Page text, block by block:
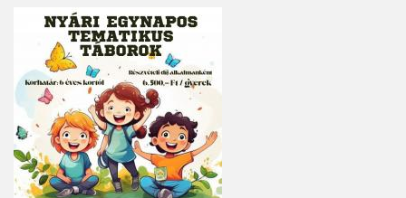
Ipolydamásd
Ipolytölgyes
Káva
Kemence
Kismaros